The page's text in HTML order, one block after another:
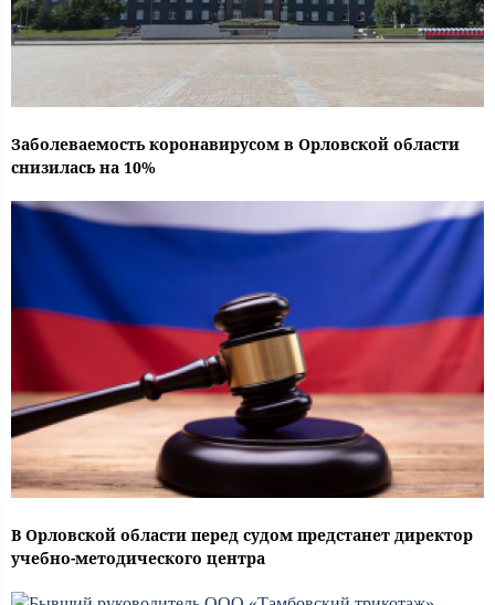
Заболеваемость коронавирусом в Орловской области
снизилась на 10%
В Орловской области перед судом предстанет директор
учебно-методического центра